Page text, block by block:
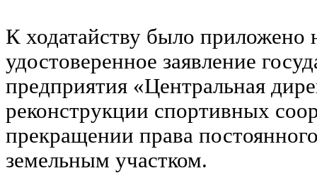
К ходатайству было приложено
удостоверенное заявление
предприятия «Центральная
реконструкции спортивных
прекращении права
земельным участком.